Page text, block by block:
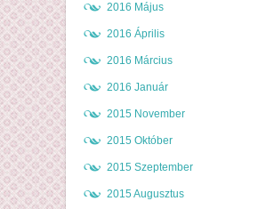
2016 Május
2016 Április
2016 Március
2016 Január
2015 November
2015 Október
2015 Szeptember
2015 Augusztus